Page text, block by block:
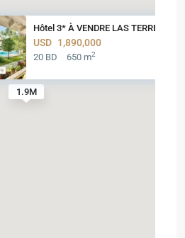
1.9M
Hôtel 3* À VENDRE LAS TERRENAS
USD 1,890,000
20 BD 650 m2